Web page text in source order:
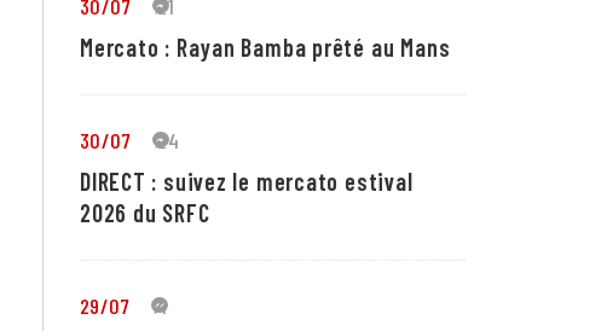
30/07 21
Mercato : Rayan Bamba prêté au Mans
30/07 24
DIRECT : suivez le mercato estival
2026 du SRFC
29/07 4